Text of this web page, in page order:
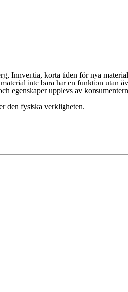
Innventia, korta tiden för nya
inte bara har en funktion utan
egenskaper upplevs av
den fysiska verkligheten.